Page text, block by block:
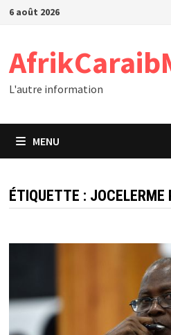
Passer
6 août 2026
L'autre information
MENU
ÉTIQUETTE : JOCELERME